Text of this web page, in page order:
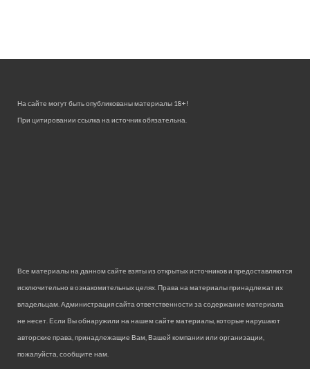
На сайте могут быть опубликованы материалы 18+!
При цитировании ссылка на источник обязательна.
Все материалы на данном сайте взяты из открытых источников и предоставляются
исключительно в ознакомительных целях. Права на материалы принадлежат их
владельцам. Администрация сайта ответственности за содержание материала
не несет. Если Вы обнаружили на нашем сайте материалы, которые нарушают
авторские права, принадлежащие Вам, Вашей компании или организации,
пожалуйста, сообщите нам.